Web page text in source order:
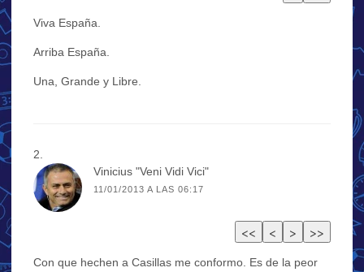
Viva España.
Arriba España.
Una, Grande y Libre.
Vinicius "Veni Vidi Vici"
11/01/2013 A LAS 06:17
Con que hechen a Casillas me conformo. Es de la peor